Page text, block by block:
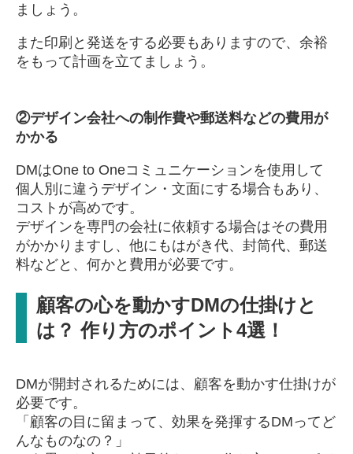
ましょう。
また印刷と発送をする必要もありますので、余裕
をもって計画を立てましょう。
②デザイン会社への制作費や郵送料などの費用が
かかる
DMはOne to Oneコミュニケーションを使用して
個人別に違うデザイン・文面にする場合もあり、
コストが高めです。
デザインを専門の会社に依頼する場合はその費用
がかかりますし、他にもはがき代、封筒代、郵送
料などと、何かと費用が必要です。
顧客の心を動かすDMの仕掛けと
は？ 作り方のポイント4選！
DMが開封されるためには、顧客を動かす仕掛けが
必要です。
「顧客の目に留まって、効果を発揮するDMってど
んなものなの？」